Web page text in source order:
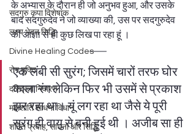
सदगुरु कृपा विशेषांक
लक्ष्य भेदन सिद्धि
Divine Healing Codes
रोग मुक्ति
दरिद्रता निवारण
महाशांति साधना विधान
शक्ति प्रवाह, साधना और सिद्धि
के अभ्यास के दौरान ही जो अनुभव हुआ, और उसके
बाद सदगुरुदेव ने जो व्याख्या की, उस पर सदगुरुदेव
की आज्ञा से ही कुछ लिख पा रहा हूं ।
एक लंबी सी सुरंग; जिसमें चारों तरफ घोर
काला रंग लेकिन फिर भी उसमें से प्रकाश
झर रहा था। यूं लग रहा था जैसे ये पूरी
सुरंग ही वायु से बनी हुई थी । अजीब सा ही